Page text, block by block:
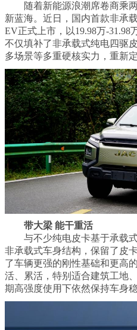
随着新能源浪潮席卷商乘两
新蓝海。近日，国内首款非
EV正式上市，以19.98万-31.98
不仅填补了非承载式纯电四驱
多场景等多重硬核实力，重新
带大梁 能干重活
与不少纯电皮卡基于承载式
非承载式车身结构，保留了皮
了车辆更强的刚性基础和更高
活、累活，特别适合建筑工地
期高强度使用下依然保持车身稳